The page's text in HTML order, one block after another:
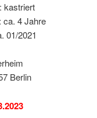
kastriert
ca. 4 Jahre
01/2021
Berlin